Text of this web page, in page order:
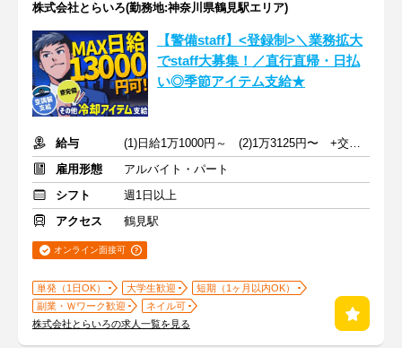
株式会社とらいろ(勤務地:神奈川県鶴見駅エリア)
【警備staff】<登録制>＼業務拡大
でstaff大募集！／直行直帰・日払
い◎季節アイテム支給★
給与
(1)日給1万1000円～ (2)1万3125円〜 +交通費全額支給
雇用形態
アルバイト・パート
シフト
週1日以上
アクセス
鶴見駅
オンライン面接可
単発（1日OK） 大学生歓迎
短期（1ヶ月以内OK）
副業・Ｗワーク歓迎
ネイル可
株式会社とらいろの求人一覧を見る